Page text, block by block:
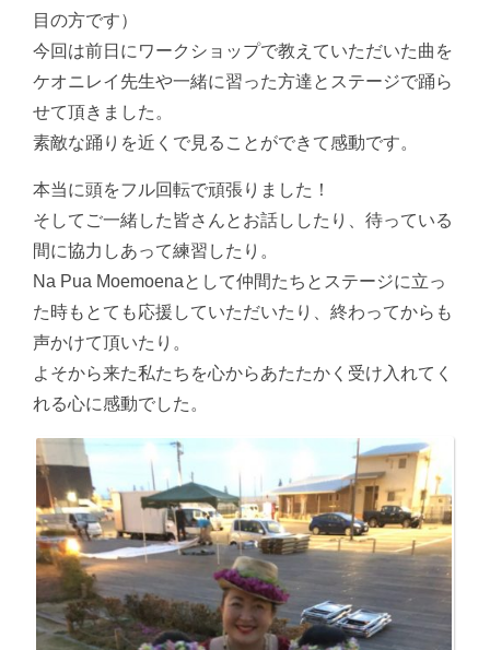
目の方です）
今回は前日にワークショップで教えていただいた曲を
ケオニレイ先生や一緒に習った方達とステージで踊ら
せて頂きました。
素敵な踊りを近くで見ることができて感動です。
本当に頭をフル回転で頑張りました！
そしてご一緒した皆さんとお話ししたり、待っている
間に協力しあって練習したり。
Na Pua Moemoenaとして仲間たちとステージに立っ
た時もとても応援していただいたり、終わってからも
声かけて頂いたり。
よそから来た私たちを心からあたたかく受け入れてく
れる心に感動でした。